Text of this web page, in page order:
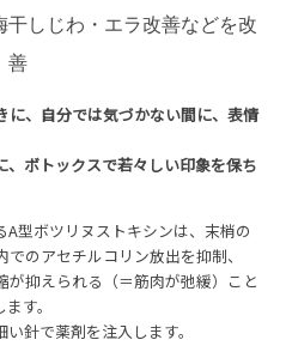
干しじわ・エラ改善などを改
善
に、自分では気づかない間に、表情
、ボトックスで若々しい印象を保ち
型ボツリヌストキシンは、末梢の
のアセチルコリン放出を抑制、
抑えられる（＝筋肉が弛緩）こと
す。
針で薬剤を注入します。